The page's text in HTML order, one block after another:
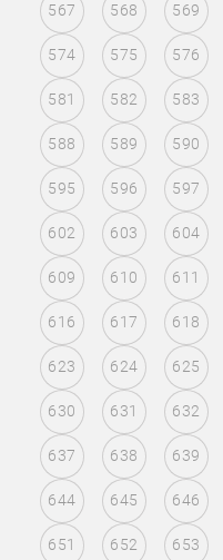
567 568 569
574 575 576
581 582 583
588 589 590
595 596 597
602 603 604
609 610 611
616 617 618
623 624 625
630 631 632
637 638 639
644 645 646
651 652 653